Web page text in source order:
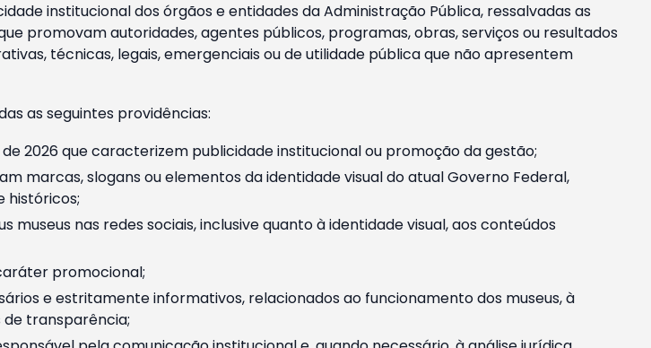
institucional dos órgãos e entidades da Administração Pública, ressalvadas as
promovam autoridades, agentes públicos, programas, obras, serviços ou resultados
técnicas, legais, emergenciais ou de utilidade pública que não apresentem
as seguintes providências:
2026 que caracterizem publicidade institucional ou promoção da gestão;
marcas, slogans ou elementos da identidade visual do atual Governo Federal,
históricos;
nas redes sociais, inclusive quanto à identidade visual, aos conteúdos
promocional;
e estritamente informativos, relacionados ao funcionamento dos museus, à
transparência;